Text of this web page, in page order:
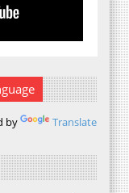
by Translate